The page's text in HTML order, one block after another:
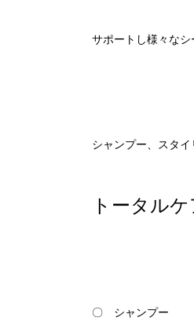
サポートし様々なシ
シャンプー、スタイ
トータル
〇 シャンプー